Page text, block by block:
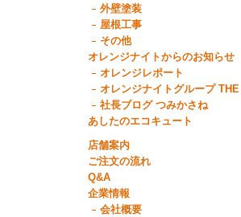
外壁塗装
屋根工事
その他
オレンジナイトからのお知らせ
オレンジレポート
オレンジナイトグループ
社長ブログ つみかさね
あしたのエコキュート
店舗案内
ご注文の流れ
Q&A
企業情報
会社概要